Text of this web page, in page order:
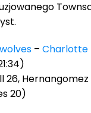
– Charlotte
26,
20)